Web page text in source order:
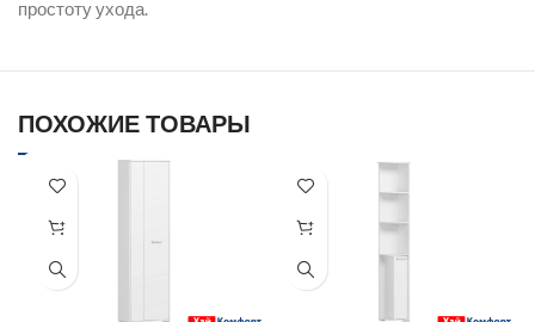
простоту ухода.
ПОХОЖИЕ ТОВАРЫ